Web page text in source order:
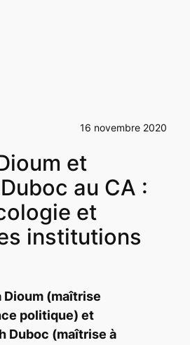
16 novembre 2020
et
au CA :
et
institutions
Dioum (maîtrise
politique) et
Duboc (maîtrise à